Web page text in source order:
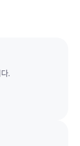
.